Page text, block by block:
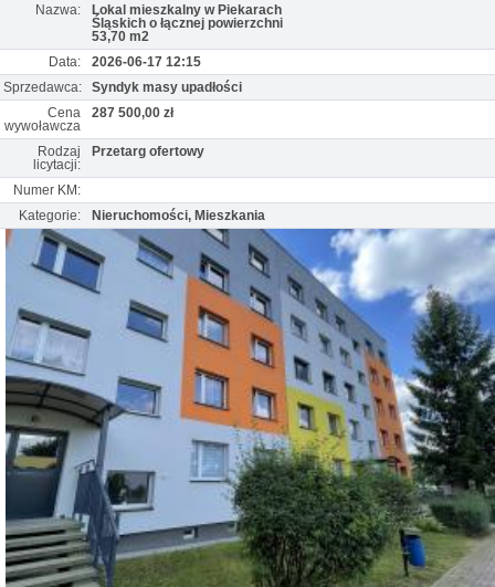
Nazwa:
Lokal mieszkalny w Piekarach
Śląskich o łącznej powierzchni
53,70 m2
Data:
2026-06-17 12:15
Sprzedawca:
Syndyk masy upadłości
Cena
wywoławcza
287 500,00 zł
Rodzaj
licytacji:
Przetarg ofertowy
Numer KM:
Kategorie:
Nieruchomości, Mieszkania